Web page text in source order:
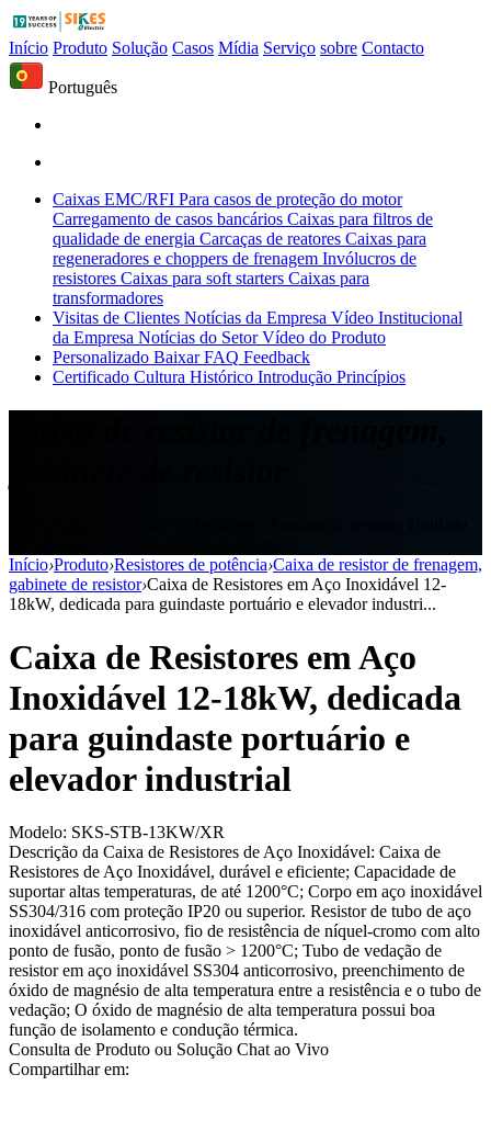
Início Produto Solução Casos Mídia Serviço sobre Contacto
Português
Caixas EMC/RFI Para casos de proteção do motor
Carregamento de casos bancários Caixas para filtros de
qualidade de energia Carcaças de reatores Caixas para
regeneradores e choppers de frenagem Invólucros de
resistores Caixas para soft starters Caixas para
transformadores
Visitas de Clientes Notícias da Empresa Vídeo Institucional
da Empresa Notícias do Setor Vídeo do Produto
Personalizado Baixar FAQ Feedback
Certificado Cultura Histórico Introdução Princípios
Início›Produto›Resistores de potência›Caixa de resistor de frenagem,
gabinete de resistor›Caixa de Resistores em Aço Inoxidável 12-
18kW, dedicada para guindaste portuário e elevador industri...
Caixa de Resistores em Aço
Inoxidável 12-18kW, dedicada
para guindaste portuário e
elevador industrial
Modelo: SKS-STB-13KW/XR
Descrição da Caixa de Resistores de Aço Inoxidável: Caixa de
Resistores de Aço Inoxidável, durável e eficiente; Capacidade de
suportar altas temperaturas, de até 1200°C; Corpo em aço inoxidável
SS304/316 com proteção IP20 ou superior. Resistor de tubo de aço
inoxidável anticorrosivo, fio de resistência de níquel-cromo com alto
ponto de fusão, ponto de fusão > 1200°C; Tubo de vedação de
resistor em aço inoxidável SS304 anticorrosivo, preenchimento de
óxido de magnésio de alta temperatura entre a resistência e o tubo de
vedação; O óxido de magnésio de alta temperatura possui boa
função de isolamento e condução térmica.
Consulta de Produto ou Solução Chat ao Vivo
Compartilhar em: